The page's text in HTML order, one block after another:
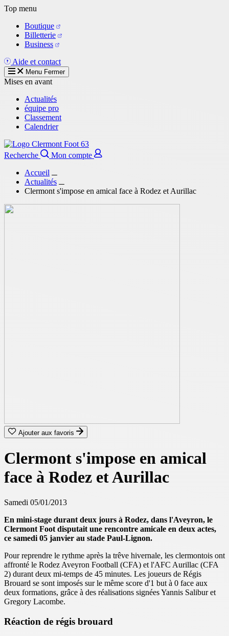
Aller
contenu
principal
Top menu
Boutique
Billetterie
Business
Aide et contact
Menu Fermer
Mises en avant
Actualités
équipe pro
Classement
Calendrier
Recherche
Mon compte
Accueil
Actualités
Clermont s'impose en amical face à Rodez et Aurillac
Ajouter aux favoris
Clermont s'impose en amical
face à Rodez et Aurillac
Samedi 05/01/2013
En mini-stage durant deux jours à Rodez, dans l'Aveyron, le
Clermont Foot disputait une rencontre amicale en deux actes,
ce samedi 05 janvier au stade Paul-Lignon.
Pour reprendre le rythme après la trêve hivernale, les clermontois ont
affronté le Rodez Aveyron Football (CFA) et l'AFC Aurillac (CFA
2) durant deux mi-temps de 45 minutes. Les joueurs de Régis
Brouard se sont imposés sur le même score d'1 but à 0 face aux
deux formations, grâce à des réalisations signées Yannis Salibur et
Gregory Lacombe.
Réaction de régis brouard